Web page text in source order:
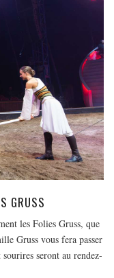
GRUSS
les Folies Gruss, que
Gruss vous fera passer
seront au rendez-